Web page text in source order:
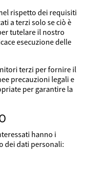
rispetto dei requisiti
a terzi solo se ciò è
tutelare il nostro
esecuzione delle
terzi per fornire il
precauzioni legali e
per garantire la
hanno i
dei dati personali: